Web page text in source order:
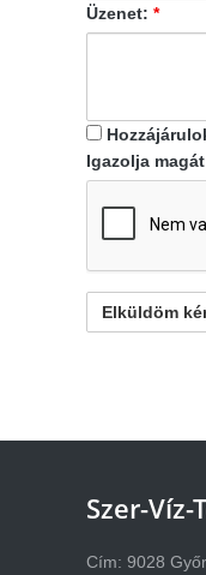
Üzenet: *
Igazolja magát
Szer-Víz-
Cím: 9028